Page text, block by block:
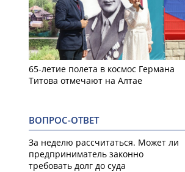
65-летие полета в космос Германа
Титова отмечают на Алтае
ВОПРОС-ОТВЕТ
За неделю рассчитаться. Может ли
предприниматель законно
требовать долг до суда